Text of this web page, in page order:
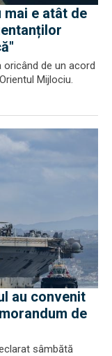
mai e atât de
oricând de un acord
Mijlociu.
au convenit
de
sâmbătă